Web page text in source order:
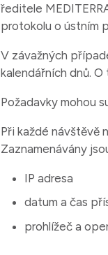
ředitele
protokolu o ústním
V závažných
kalendářních dnů.
Požadavky mohou
Při každé návštěvě
Zaznamenávány
IP adresa
datum a čas
prohlížeč a